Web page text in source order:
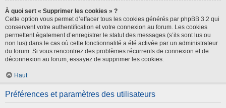
À quoi sert « Supprimer les cookies » ?
Cette option vous permet d’effacer tous les cookies générés par phpBB 3.2 qui
conservent votre authentification et votre connexion au forum. Les cookies
permettent également d’enregistrer le statut des messages (s’ils sont lus ou
non lus) dans le cas où cette fonctionnalité a été activée par un administrateur
du forum. Si vous rencontrez des problèmes récurrents de connexion et de
déconnexion au forum, essayez de supprimer les cookies.
Haut
Préférences et paramètres des utilisateurs